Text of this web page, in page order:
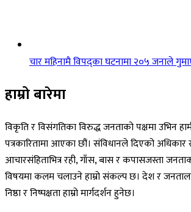
चार महिनामै विपद्का घटनामा २०५ जनाले
हाम्रो बारेमा
विकृति र विसंगतिका विरुद्ध जनताको पक्षमा उभिन
पत्रकारितामा आएका छौं। संविधानले दिएको अधिकार
आचारसंहिताभित्र रही, गाँस, बास र कपासजस्ता
विषयमा कलम चलाउने हाम्रो संकल्प छ। देश र
निष्ठा र निष्पक्षता हाम्रो मार्गदर्शन हुनेछ।